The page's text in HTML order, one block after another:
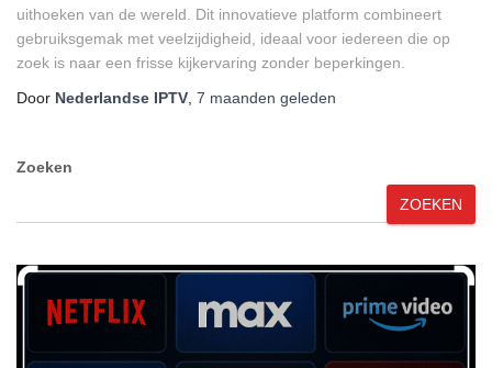
uithoeken van de wereld. Dit innovatieve platform combineert
gebruiksgemak met veelzijdigheid, ideaal voor iedereen die op
zoek is naar een frisse kijkervaring zonder beperkingen.
Door Nederlandse IPTV 7 maanden geleden
Zoeken
ZOEKEN